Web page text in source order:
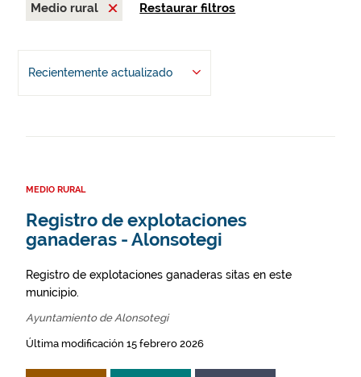
Medio rural
Restaurar filtros
Recientemente actualizado
MEDIO RURAL
Registro de explotaciones
ganaderas - Alonsotegi
Registro de explotaciones ganaderas sitas en este
municipio.
Ayuntamiento de Alonsotegi
Última modificación 15 febrero 2026